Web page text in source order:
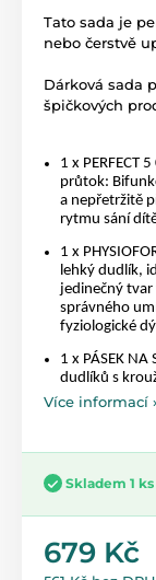
Tato sada je
nebo čerstvě
Dárková sada
špičkových
1 x PERFECT
průtok:
a nepřetržitě
rytmu sání
1 x
lehký dudlík,
jedinečný
správného
fyziologické
1 x PÁSEK
dudlíků s
Více informací ›
Skladem 1 ks
679 Kč